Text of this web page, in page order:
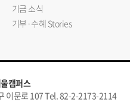
기금 소식
기부·수혜 Stories
캠퍼스
이문로 107 Tel. 82-2-2173-2114